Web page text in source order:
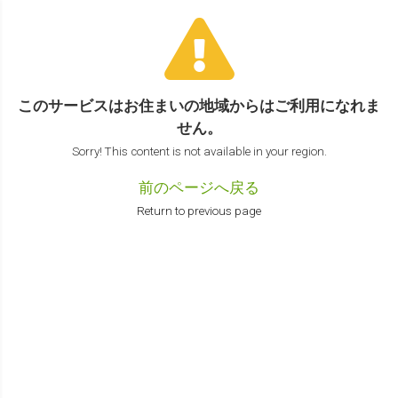
このサービスはお住まいの地域からはご利用になれま
せん。
Sorry! This content is not available in your region.
前のページへ戻る
Return to previous page